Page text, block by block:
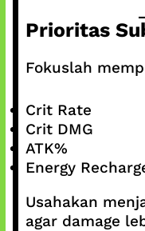
Prioritas
Fokuslah
Crit Rate
Crit DMG
ATK%
Energy
Usahakan
agar damage